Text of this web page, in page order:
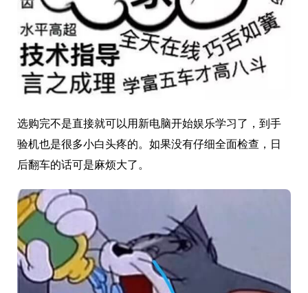
选购完不是直接就可以用新电脑开始娱乐学习了，到手
验机也是很多小白头疼的。如果没有仔细全面检查，日
后翻车的话可是麻烦大了。